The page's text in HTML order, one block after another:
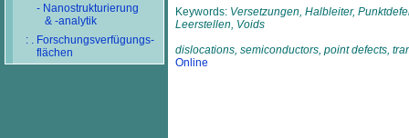
- Nanostrukturierung
& -analytik
: . Forschungsverfügungs-
flächen
Keywords: Versetzungen, Halbleiter,
Leerstellen, Voids
dislocations, semiconductors, point defects,
Online